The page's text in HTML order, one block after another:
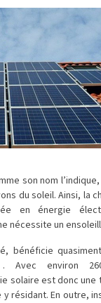
son nom
du soleil. Ainsi, la
en énergie
nécessite un
bénéficie
Avec environ
solaire est donc
résidant. En outre,